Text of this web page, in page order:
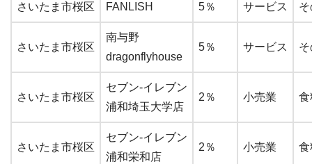
さいたま市桜区 FANLISH 5％ サービス
さいたま市桜区
南与野
dragonflyhouse
5％ サービス
さいたま市桜区
セブン-イレブン
浦和埼玉大学店
2％ 小売業 食
さいたま市桜区
セブン-イレブン
浦和栄和店
2％ 小売業 食